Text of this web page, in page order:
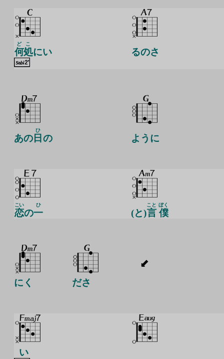
何処
どこ
にい るのさ
あの 日
ひ
の ように
恋
こい
の一
ひ
(と)言
こと
僕
ぼく
にく ださ
い